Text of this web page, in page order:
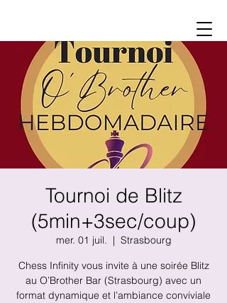
Tournoi de Blitz
(5min+3sec/coup)
mer. 01 juil.
  |
Strasbourg
Chess Infinity vous invite à une soirée Blitz
au O’Brother Bar (Strasbourg) avec un
format dynamique et l’ambiance conviviale